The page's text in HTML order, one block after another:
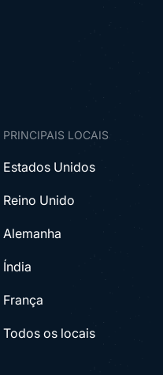
PRINCIPAIS LOCAIS
Estados Unidos
Reino Unido
Alemanha
Índia
França
Todos os locais